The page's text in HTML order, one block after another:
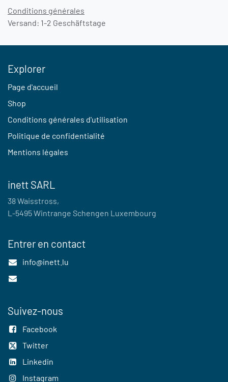
Conditions générales
Versand: 1-2 Geschäftstage
Explorer
Page d'accueil
Shop
Conditions générales d'utilisation
Politique de confidentialité
Mentions légales
inett SARL
38 Waisstross,
L-5495 Wintrange Schengen Luxembourg
Entrer en contact
info@inett.lu
Suivez-nous
Facebook
Twitter
Linkedin
Instagram